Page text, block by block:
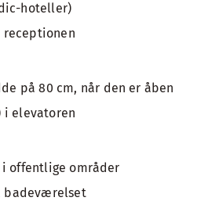
hoteller)
på 80 cm, når den er åben
i elevatoren
offentlige områder
badeværelset